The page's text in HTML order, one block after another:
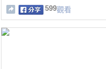
599觀看